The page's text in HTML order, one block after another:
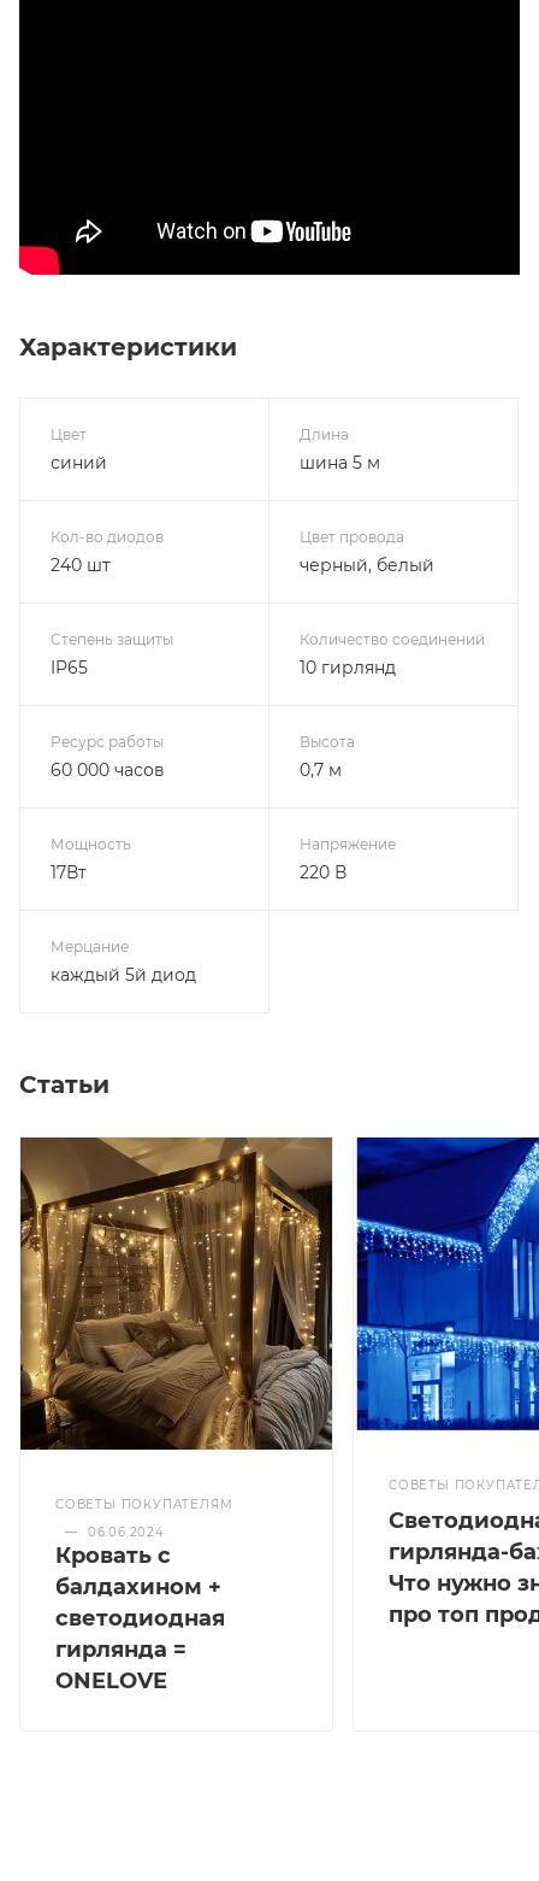
Характеристики
Цвет
синий
Длина
шина 5 м
Кол-во диодов
240 шт
Цвет провода
черный, белый
Степень защиты
IP65
Количество соединений
10 гирлянд
Ресурс работы
60 000 часов
Высота
0,7 м
Мощность
17Вт
Напряжение
220 В
Мерцание
каждый 5й диод
Статьи
СОВЕТЫ ПОКУПАТЕЛЯМ
—
06.06.2024
Кровать с
балдахином +
светодиодная
гирлянда =
ONELOVE
СОВЕТЫ
гирлянда-
Что нужно
про топ